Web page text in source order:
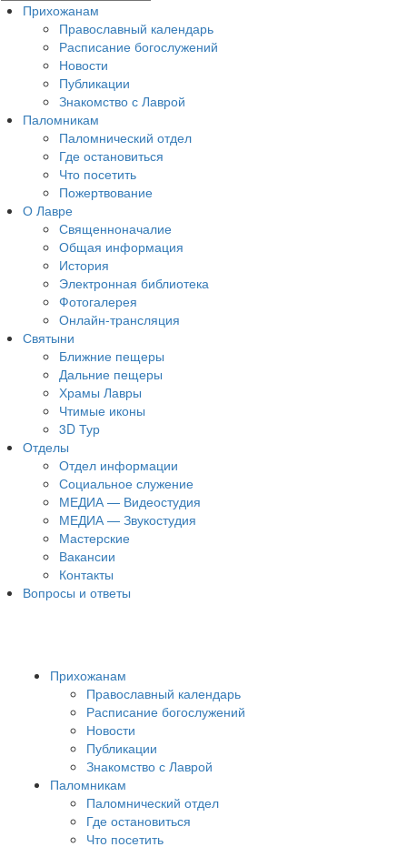
Прихожанам
Православный календарь
Расписание богослужений
Новости
Публикации
Знакомство с Лаврой
Паломникам
Паломнический отдел
Где остановиться
Что посетить
Пожертвование
О Лавре
Священноначалие
Общая информация
История
Электронная библиотека
Фотогалерея
Онлайн-трансляция
Святыни
Ближние пещеры
Дальние пещеры
Храмы Лавры
Чтимые иконы
3D Тур
Отделы
Отдел информации
Социальное служение
МЕДИА — Видеостудия
МЕДИА — Звукостудия
Мастерские
Вакансии
Контакты
Вопросы и ответы
Прихожанам
Православный календарь
Расписание богослужений
Новости
Публикации
Знакомство с Лаврой
Паломникам
Паломнический отдел
Где остановиться
Что посетить